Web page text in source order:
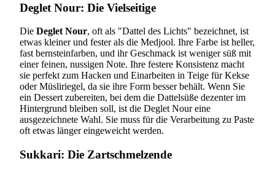
Deglet Nour: Die Vielseitige
Die Deglet Nour, oft als "Dattel des Lichts" bezeichnet, ist
etwas kleiner und fester als die Medjool. Ihre Farbe ist heller,
fast bernsteinfarben, und ihr Geschmack ist weniger süß mit
einer feinen, nussigen Note. Ihre festere Konsistenz macht
sie perfekt zum Hacken und Einarbeiten in Teige für Kekse
oder Müsliriegel, da sie ihre Form besser behält. Wenn Sie
ein Dessert zubereiten, bei dem die Dattelsüße dezenter im
Hintergrund bleiben soll, ist die Deglet Nour eine
ausgezeichnete Wahl. Sie muss für die Verarbeitung zu Paste
oft etwas länger eingeweicht werden.
Sukkari: Die Zartschmelzende